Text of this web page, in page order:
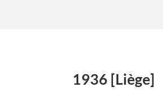
1936 [Liège]